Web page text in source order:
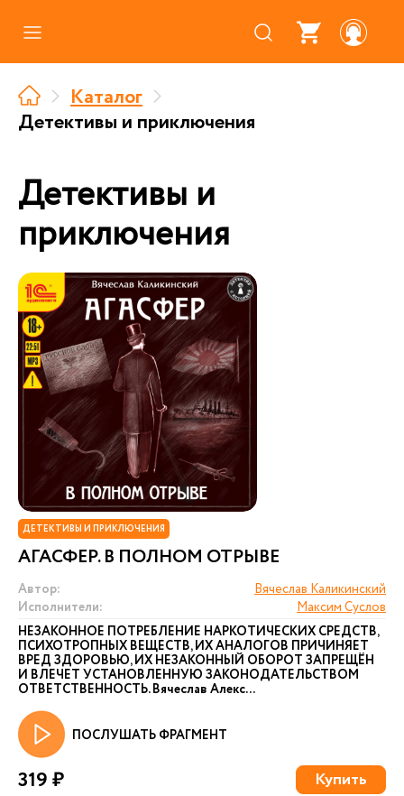
Где купить
О нас
Партнерам
Каталог
Детективы и приключения
Детективы и
приключения
ДЕТЕКТИВЫ И ПРИКЛЮЧЕНИЯ
АГАСФЕР. В ПОЛНОМ ОТРЫВЕ
Автор:
Вячеслав Каликинский
Исполнители:
Максим Суслов
НЕЗАКОННОЕ ПОТРЕБЛЕНИЕ НАРКОТИЧЕСКИХ СРЕДСТВ,
ПСИХОТРОПНЫХ ВЕЩЕСТВ, ИХ АНАЛОГОВ ПРИЧИНЯЕТ
ВРЕД ЗДОРОВЬЮ, ИХ НЕЗАКОННЫЙ ОБОРОТ ЗАПРЕЩЁН
И ВЛЕЧЕТ УСТАНОВЛЕННУЮ ЗАКОНОДАТЕЛЬСТВОМ
ОТВЕТСТВЕННОСТЬ. Вячеслав Алекс...
ПОСЛУШАТЬ ФРАГМЕНТ
319 ₽ Купить